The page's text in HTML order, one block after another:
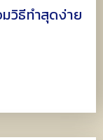
วิธีทำสุดง่าย